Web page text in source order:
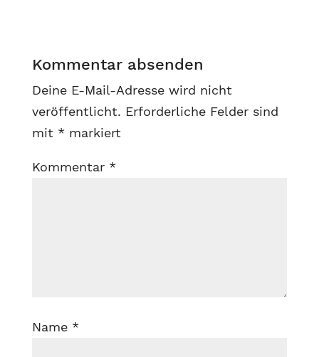
Kommentar absenden
Deine E-Mail-Adresse wird nicht
veröffentlicht. Erforderliche Felder sind
mit * markiert
Kommentar *
Name *